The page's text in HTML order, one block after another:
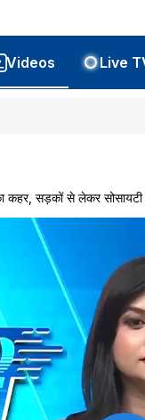
Videos Live
सड़कों से लेकर सोसायटी